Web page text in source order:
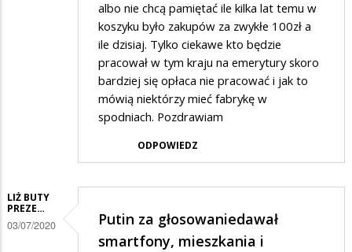
albo nie chcą pamiętać ile kilka lat temu w
koszyku było zakupów za zwykłe 100zł a
ile dzisiaj. Tylko ciekawe kto będzie
pracował w tym kraju na emerytury skoro
bardziej się opłaca nie pracować i jak to
mówią niektórzy mieć fabrykę w
spodniach. Pozdrawiam
ODPOWIEDZ
LIŻ BUTY
PREZE…
03/07/2020
Putin za głosowaniedawał
smartfony, mieszkania i